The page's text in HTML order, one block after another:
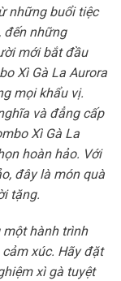
những buổi tiệc
đến những
mới bắt đầu
Xì Gà La Aurora
mọi khẩu vị.
và đẳng cấp
Xì Gà La
hoàn hảo. Với
đây là món quà
tặng.
một hành trình
xúc. Hãy đặt
xì gà tuyệt